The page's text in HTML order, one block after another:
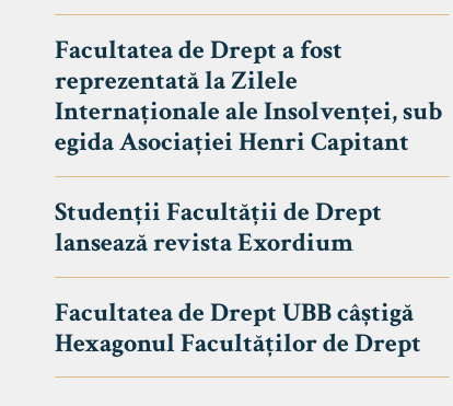
UNIVERSITATEA BABEȘ - BOLYAI
FACULTATEA
DE DREPT
Studii
Știri
Facultatea de Drept a fost
reprezentată la Zilele
Internaționale ale Insolvenței, sub
egida Asociației Henri Capitant
Studenții Facultății de Drept
lansează revista Exordium
Facultatea de Drept UBB câștigă
Hexagonul Facultăților de Drept